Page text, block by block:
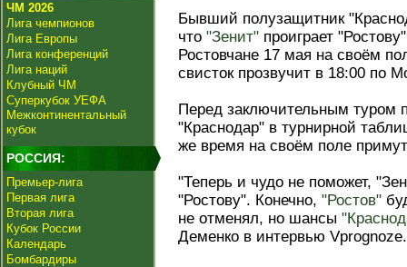
ЧМ 2026
Лига чемпионов
Лига Европы
Лига конференций
Лига наций
Клубный ЧМ
Суперкубок УЕФА
Межконтинентальный
кубок
РОССИЯ:
Премьер-лига
Первая лига
Вторая лига
Кубок России
Календарь
Бомбардиры
Бывший полузащитник
что "Зенит" проиграет
Ростовчане 17 мая на своём
свисток прозвучит в 18:00 по
Перед заключительным туром
"Краснодар" в турнирной
же время на своём поле
"Теперь и чудо не поможет,
"Ростову". Конечно, "Ростов"
не отменял, но шансы
Деменко в интервью